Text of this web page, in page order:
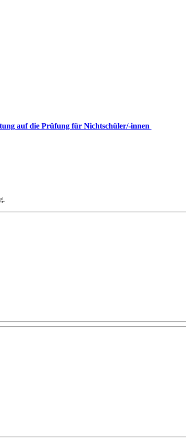
auf die Prüfung für Nichtschüler/-innen